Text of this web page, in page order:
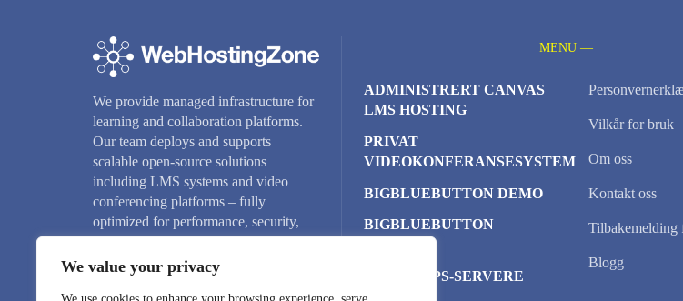
We value your privacy
We provide managed infrastructure for
learning and collaboration platforms.
Our team deploys and supports
scalable open-source solutions
including LMS systems and video
conferencing platforms – fully
optimized for performance, security,
and reliability.
MENU —
ADMINISTRERT CANVAS
LMS HOSTING
PRIVAT
VIDEOKONFERANSESYSTEM
BIGBLUEBUTTON DEMO
BIGBLUEBUTTON
CLOUD VPS-SERVERE
Vilkår for bruk
Om oss
Kontakt oss
Tilbakemelding
Blogg